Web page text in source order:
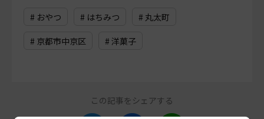
# おやつ # はちみつ # 丸太町
# 京都市中京区 # 洋菓子
この記事をシェアする